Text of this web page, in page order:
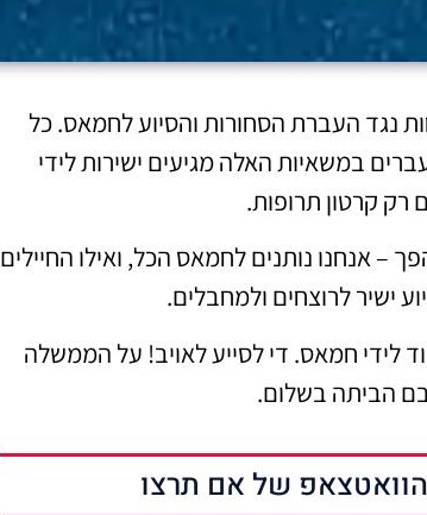
נגד העברת הסחורות והסיוע לחמאס. כל
במשאיות האלה מגיעים ישירות לידי
קרטון תרופות.
– אנחנו נותנים לחמאס הכל, ואילו החיילים
ישיר לרוצחים ולמחבלים.
לידי חמאס. די לסייע לאויב! על הממשלה
הביתה בשלום.
של אם תרצו